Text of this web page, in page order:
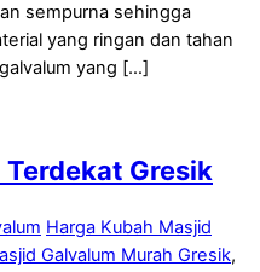
sempurna sehingga
yang ringan dan tahan
yang […]
Gresik
Harga Kubah Masjid
Galvalum Murah Gresik,